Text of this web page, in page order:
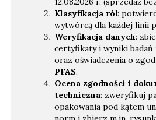
Klasyfikacja ról:
wytwórcą dla każdej linii
Weryfikacja danych:
certyfikaty i wyniki badań
oraz oświadczenia o
PFAS.
Ocena zgodności i
techniczna: zweryfikuj
opakowania pod kątem